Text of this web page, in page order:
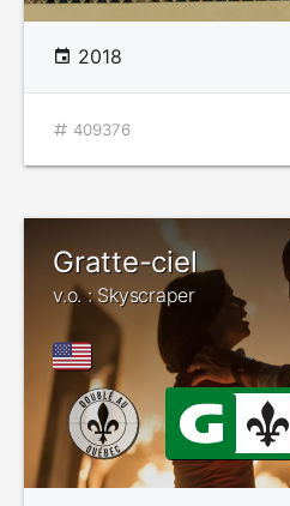
2018
409376
Gratte-ciel
v.o. : Skyscraper